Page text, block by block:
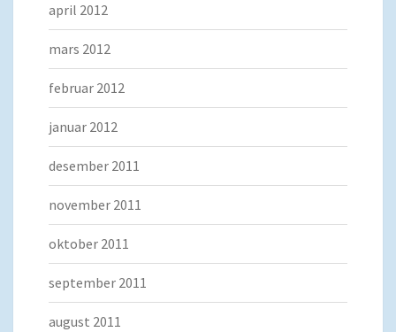
april 2012
mars 2012
februar 2012
januar 2012
desember 2011
november 2011
oktober 2011
september 2011
august 2011